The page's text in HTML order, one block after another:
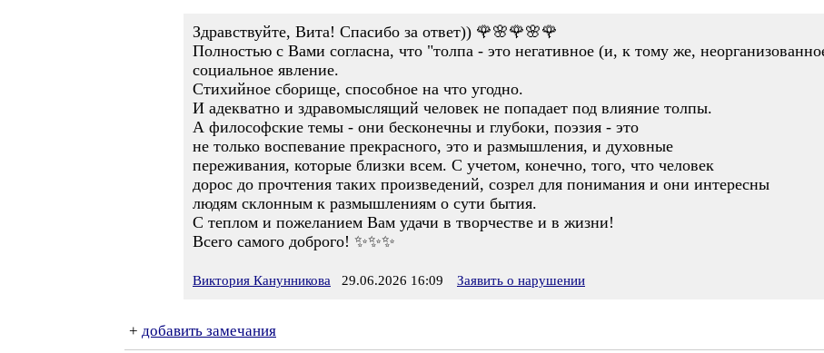
Здравствуйте, Вита! Спасибо за ответ)) 🌹🌸🌹🌸🌹
Полностью с Вами согласна, что "толпа - это негативное (и, к тому же,
социальное явление.
Стихийное сборище, способное на что угодно.
И адекватно и здравомыслящий человек не попадает под влияние толпы.
А философские темы - они бесконечны и глубоки, поэзия - это
не только воспевание прекрасного, это и размышления, и духовные
переживания, которые близки всем. С учетом, конечно, того, что человек
дорос до прочтения таких произведений, созрел для понимания и они интересны
людям склонным к размышлениям о сути бытия.
С теплом и пожеланием Вам удачи в творчестве и в жизни!
Всего самого доброго! ✨✨✨
Виктория Канунникова 29.06.2026 16:09 Заявить о нарушении
+ добавить замечания